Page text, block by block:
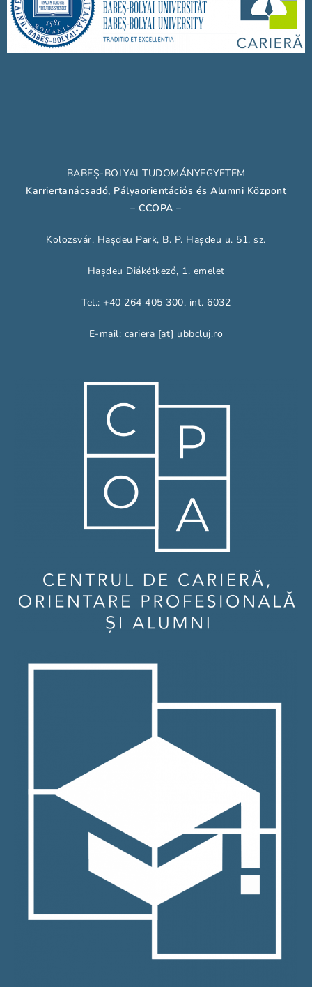
BABEȘ-BOLYAI TUDOMÁNYEGYETEM
Karriertanácsadó, Pályaorientációs és Alumni Központ
– CCOPA–
Kolozsvár, Hașdeu Park, B. P. Hașdeu u. 51. sz.
Hașdeu Diákétkező, 1. emelet
Tel.: +40 264 405 300, int. 6032
E-mail: cariera [at] ubbcluj.ro